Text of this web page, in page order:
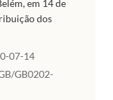
em 14 de
dos
07-14
GB0202-